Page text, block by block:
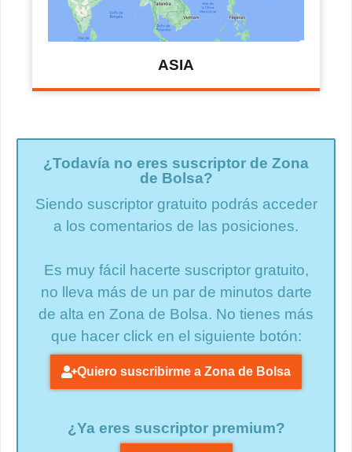
ASIA
¿Todavía no eres suscriptor de Zona
de Bolsa?
Siendo suscriptor gratuito podrás acceder
a los comentarios de las posiciones.
Es muy fácil hacerte suscriptor gratuito,
no lleva más de un par de minutos darte
de alta en Zona de Bolsa. No tienes más
que hacer click en el siguiente botón:
Quiero suscribirme a Zona de Bolsa
¿Ya eres suscriptor premium?